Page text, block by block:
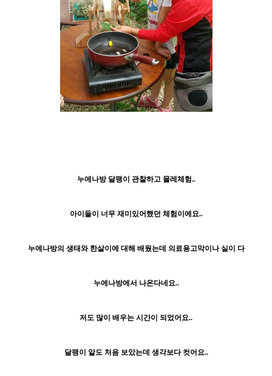
누에나방 달팽이 관찰하고 물레체험..
아이들이 너무 재미있어했던 체험이에요..
누에나방의 생태와 한살이에 대해 배웠는데 의료용고막이나 실이 다
누에나방에서 나온다네요..
저도 많이 배우는 시간이 되었어요..
달팽이 알도 처음 보았는데 생각보다 컷어요..